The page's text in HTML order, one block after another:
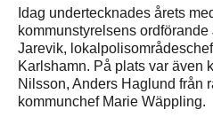
Idag undertecknades årets
kommunstyrelsens
Jarevik,
Karlshamn. På plats var även
Nilsson, Anders Haglund från
kommunchef Marie Wäppling.